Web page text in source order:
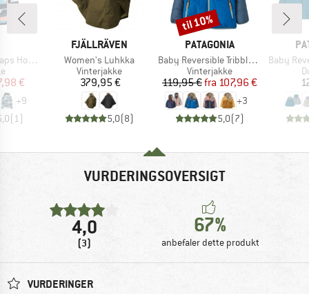
Twill
pris
€
+9
(1)
MÆRKE
FJÄLLRÄVEN
Artikel
Women's Luhkka
Produktgruppe
Vinterjakke
Pris
379,95 €
5,0(8)
MÆRKE
PATAGONIA
Artikel
Baby Reversible Tribbles Hoody
Produktgruppe
Vinterjakke
Pris
119,95 € Nedsat pris
fra 107,96 €
+3
5,0(7)
Rabat
til 10%
Artikel
Baby
VURDERINGSOVERSIGT
4,0
(3)
67%
anbefaler dette produkt
VURDERINGER